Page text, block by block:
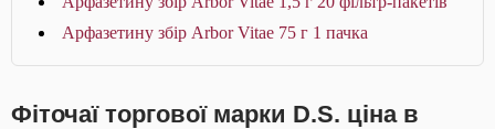
Арфазетину збір Arbor Vitae 75 г 1 пачка
Фіточаї торгової марки D.S. ціна в